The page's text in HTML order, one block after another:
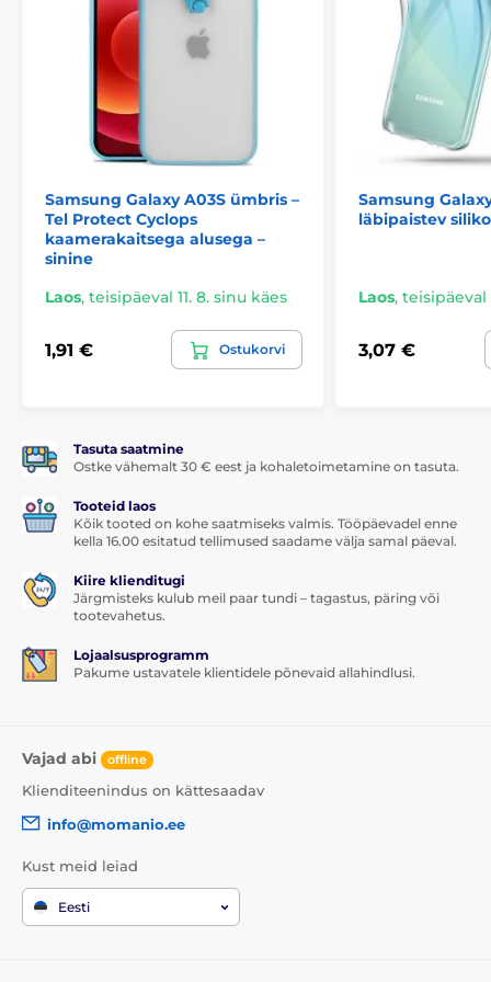
Samsung Galaxy A03S ümbris –
Tel Protect Cyclops
kaamerakaitsega alusega –
sinine
Laos, teisipäeval 11. 8. sinu käes
1,91 € Ostukorvi
Samsung
läbipaistev
Laos, teisipäeval
3,07 €
Tasuta saatmine
Ostke vähemalt 30 € eest ja kohaletoimetamine on tasuta.
Tooteid laos
Kõik tooted on kohe saatmiseks valmis. Tööpäevadel enne
kella 16.00 esitatud tellimused saadame välja samal päeval.
Kiire klienditugi
Järgmisteks kulub meil paar tundi – tagastus, päring või
tootevahetus.
Lojaalsusprogramm
Pakume ustavatele klientidele põnevaid allahindlusi.
Vajad abi offline
Klienditeenindus on kättesaadav
info@momanio.ee
Kust meid leiad
Eesti